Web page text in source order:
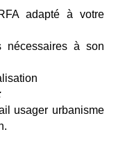
adapté à votre
nécessaires à son
usager urbanisme